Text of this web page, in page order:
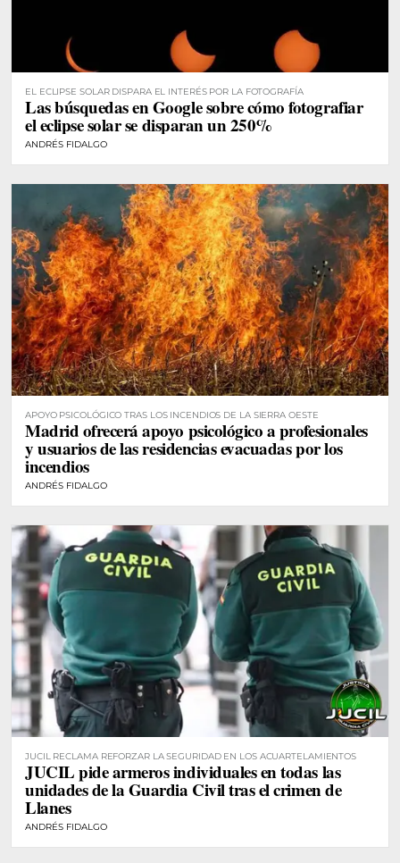
EL ECLIPSE SOLAR DISPARA EL INTERÉS POR LA FOTOGRAFÍA
Las búsquedas en Google sobre cómo fotografiar
el eclipse solar se disparan un 250%
ANDRÉS FIDALGO
APOYO PSICOLÓGICO TRAS LOS INCENDIOS DE LA SIERRA OESTE
Madrid ofrecerá apoyo psicológico a profesionales
y usuarios de las residencias evacuadas por los
incendios
ANDRÉS FIDALGO
JUCIL RECLAMA REFORZAR LA SEGURIDAD EN LOS ACUARTELAMIENTOS
JUCIL pide armeros individuales en todas las
unidades de la Guardia Civil tras el crimen de
Llanes
ANDRÉS FIDALGO